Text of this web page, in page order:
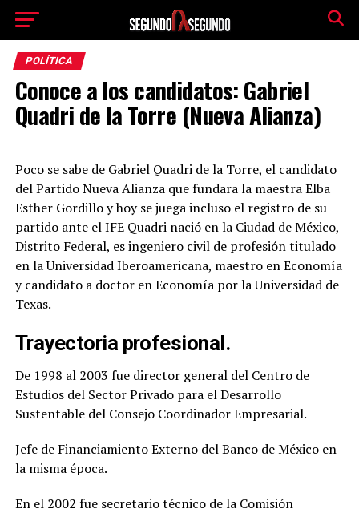
POLÍTICA
Conoce a los candidatos: Gabriel
Quadri de la Torre (Nueva Alianza)
Poco se sabe de Gabriel Quadri de la Torre, el candidato
del Partido Nueva Alianza que fundara la maestra Elba
Esther Gordillo y hoy se juega incluso el registro de su
partido ante el IFE Quadri nació en la Ciudad de México,
Distrito Federal, es ingeniero civil de profesión titulado
en la Universidad Iberoamericana, maestro en Economía
y candidato a doctor en Economía por la Universidad de
Texas.
Trayectoria profesional.
De 1998 al 2003 fue director general del Centro de
Estudios del Sector Privado para el Desarrollo
Sustentable del Consejo Coordinador Empresarial.
Jefe de Financiamiento Externo del Banco de México en
la misma época.
En el 2002 fue secretario técnico de la Comisión